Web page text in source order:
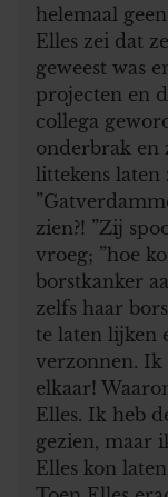
helemaal
Elles zei dat
geweest was
projecten en
collega
onderbrak en
littekens laten
zien?! ”Zij
vroeg; ”hoe
borstkanker
zelfs haar
te laten lijken
verzonnen. Ik
elkaar!
Elles. Ik heb
gezien, maar
Elles kon